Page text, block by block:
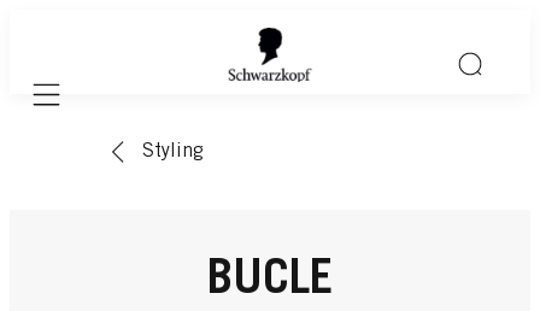
Mobile navigation
Styling
BUCLE